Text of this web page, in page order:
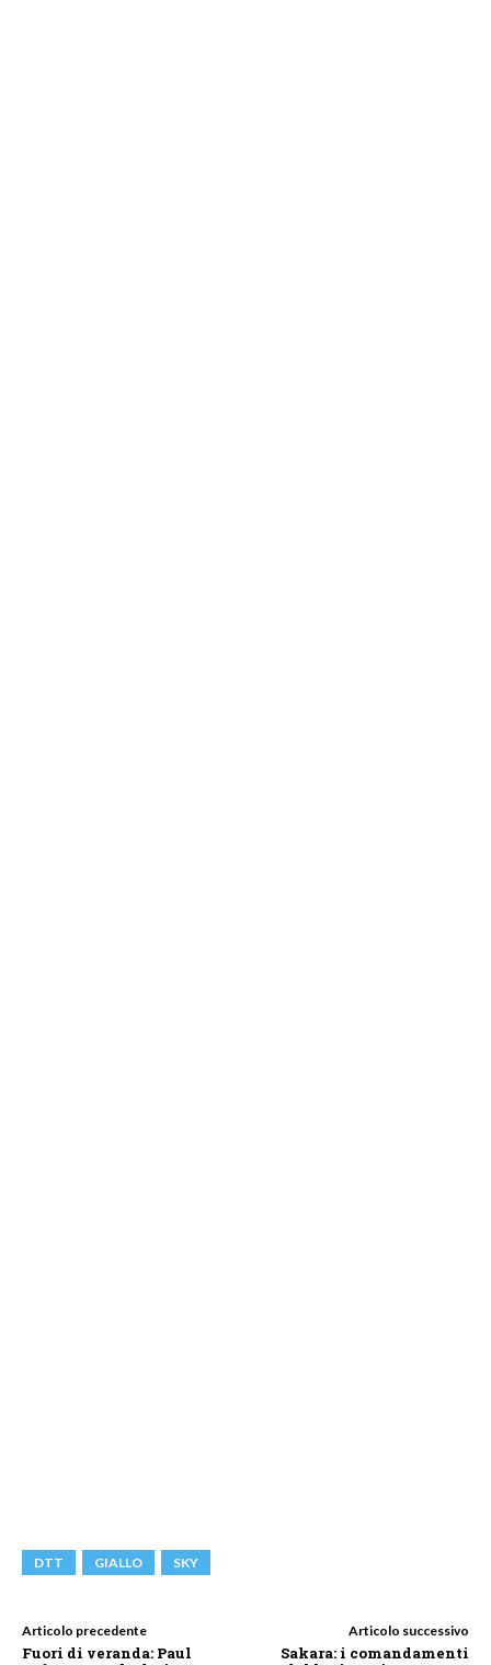
DTT GIALLO SKY
Articolo precedente
Fuori di veranda: Paul
Articolo successivo
Sakara: i comandamenti